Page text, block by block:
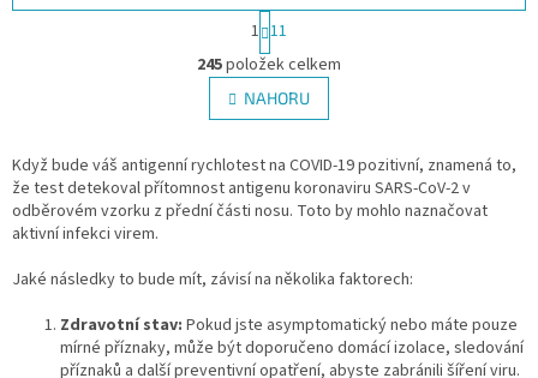
O
v
l
á
a
c
í
v
y
v
ý
S
t
r
á
n
k
v
á
n
í
1 11
245položek celkem
NAHORU
Když bude váš antigenní rychlotest na COVID-19 pozitivní, znamená to,
že test detekoval přítomnost antigenu koronaviru SARS-CoV-2 v
odběrovém vzorku z přední části nosu. Toto by mohlo naznačovat
aktivní infekci virem.
Jaké následky to bude mít, závisí na několika faktorech:
Zdravotní stav: Pokud jste asymptomatický nebo máte pouze
mírné příznaky, může být doporučeno domácí izolace, sledování
příznaků a další preventivní opatření, abyste zabránili šíření viru.